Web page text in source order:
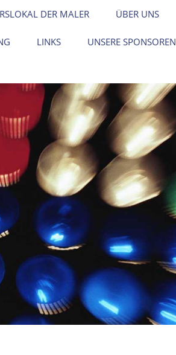
DER MALER ÜBER UNS
LINKS UNSERE SPONSOREN